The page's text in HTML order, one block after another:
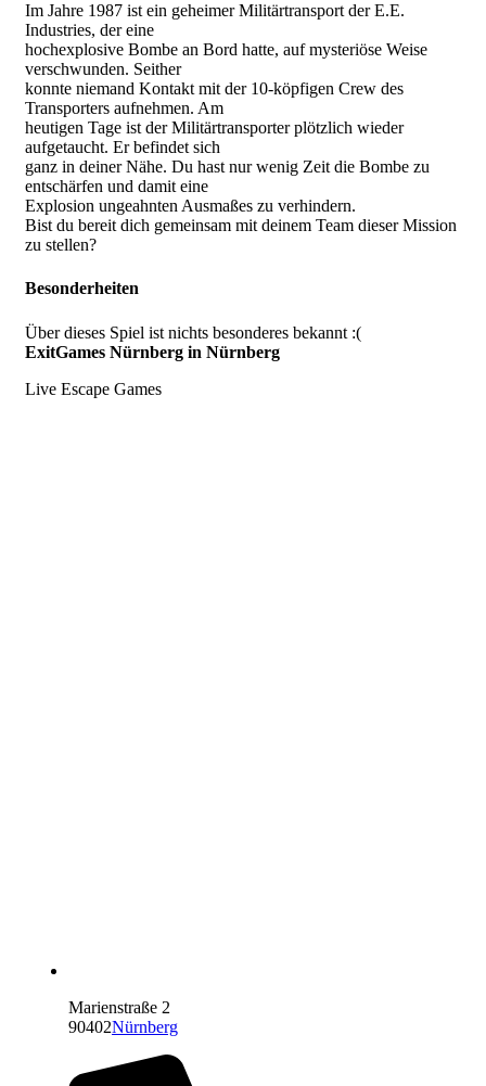
Im Jahre 1987 ist ein geheimer Militärtransport der E.E.
Industries, der eine
hochexplosive Bombe an Bord hatte, auf mysteriöse Weise
verschwunden. Seither
konnte niemand Kontakt mit der 10-köpfigen Crew des
Transporters aufnehmen. Am
heutigen Tage ist der Militärtransporter plötzlich wieder
aufgetaucht. Er befindet sich
ganz in deiner Nähe. Du hast nur wenig Zeit die Bombe zu
entschärfen und damit eine
Explosion ungeahnten Ausmaßes zu verhindern.
Bist du bereit dich gemeinsam mit deinem Team dieser Mission
zu stellen?
Besonderheiten
Über dieses Spiel ist nichts besonderes bekannt :(
ExitGames Nürnberg in Nürnberg
Live Escape Games
Marienstraße 2
90402Nürnberg